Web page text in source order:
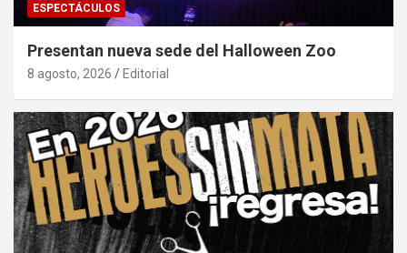
ESPECTÁCULOS
Presentan nueva sede del Halloween Zoo
8 agosto, 2026 Editorial